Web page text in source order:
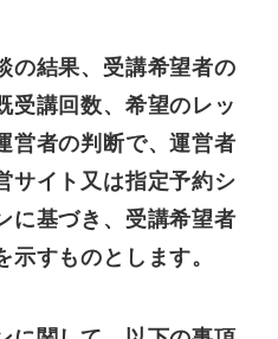
の結果、受講希望者の
受講回数、希望のレッ
営者の判断で、運営者
サイト又は指定予約シ
に基づき、受講希望者
すものとします。